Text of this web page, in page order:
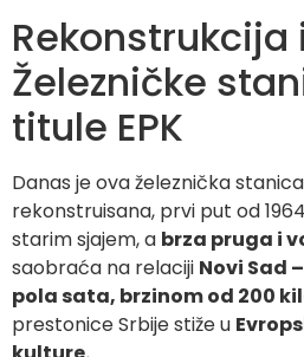
Železničke
titule EPK
Danas je ova železnička
rekonstruisana, prvi put od
starim sjajem, a brza pruga i
saobraća na relaciji Novi Sad
pola sata, brzinom od 200
prestonice Srbije stiže u